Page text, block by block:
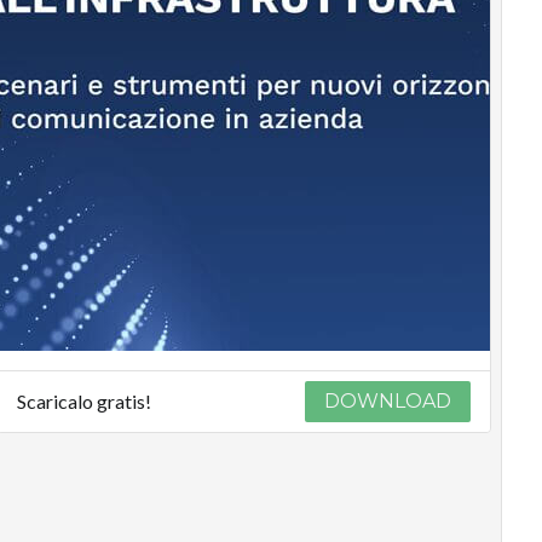
Scaricalo gratis! DOWNLOAD